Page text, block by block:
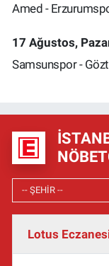
Amed -
17 Ağustos,
Samsunspor -
Lotus